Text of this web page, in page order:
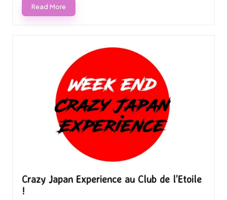
Read More
Crazy Japan Experience au Club de l’Etoile
!